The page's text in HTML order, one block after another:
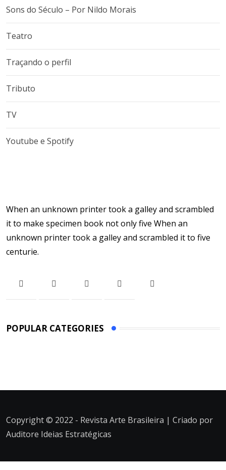
Sons do Século – Por Nildo Morais
Teatro
Traçando o perfil
Tributo
TV
Youtube e Spotify
When an unknown printer took a galley and scrambled
it to make specimen book not only five When an
unknown printer took a galley and scrambled it to five
centurie.
POPULAR CATEGORIES
Copyright © 2022 - Revista Arte Brasileira | Criado por
Auditore Ideias Estratégicas